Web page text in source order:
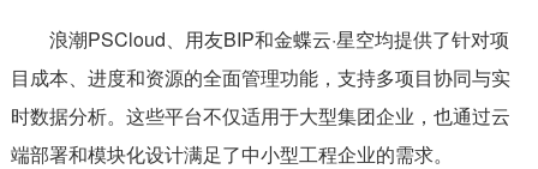
浪潮PSCloud、用友BIP和金蝶云·星空均提供了针对项
目成本、进度和资源的全面管理功能，支持多项目协同与实
时数据分析。这些平台不仅适用于大型集团企业，也通过云
端部署和模块化设计满足了中小型工程企业的需求。